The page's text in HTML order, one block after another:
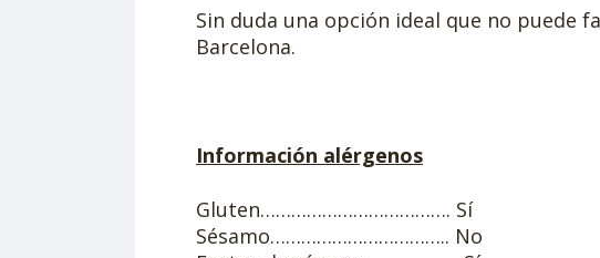
Sin duda una opción ideal que no puede
Barcelona.
Información alérgenos
Gluten………………………………. Sí
Sésamo…………………………….. No